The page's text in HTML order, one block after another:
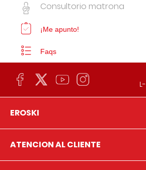
Consultorio matrona
¡Me apunto!
Faqs
EROSKI
ATENCION AL CLIENTE